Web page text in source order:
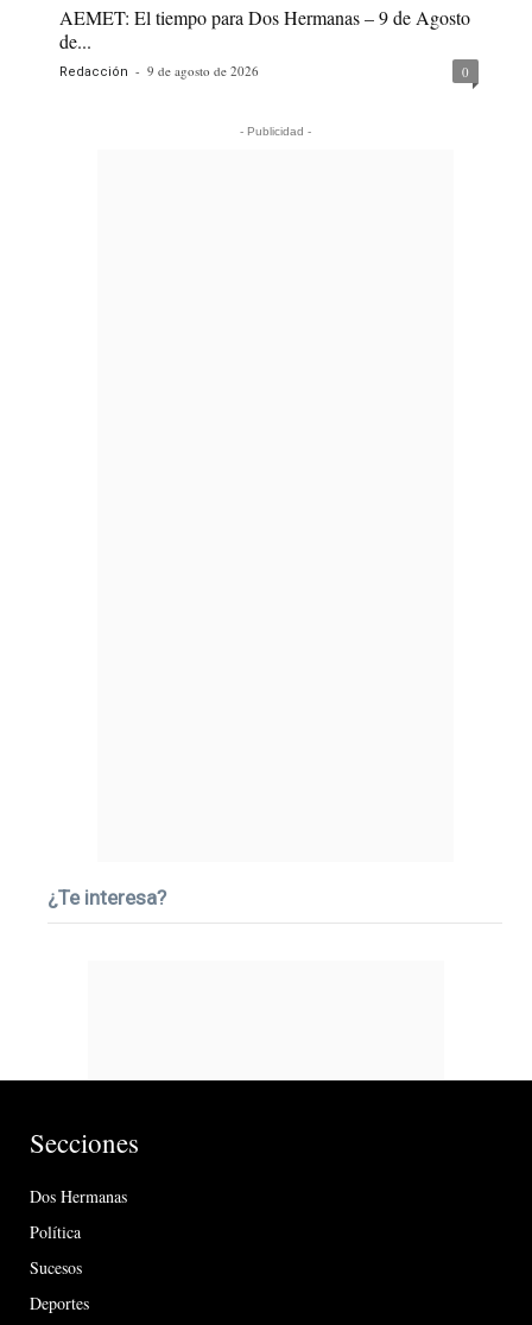
AEMET: El tiempo para Dos Hermanas – 9 de Agosto
de...
Redacción - 9 de agosto de 2026 0
- Publicidad -
¿Te interesa?
Secciones
Dos Hermanas
Política
Sucesos
Deportes